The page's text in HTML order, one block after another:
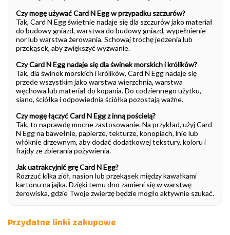
Czy mogę używać Card N Egg w przypadku szczurów?
Tak, Card N Egg świetnie nadaje się dla szczurów jako materiał
do budowy gniazd, warstwa do budowy gniazd, wypełnienie
nor lub warstwa żerowania. Schowaj trochę jedzenia lub
przekąsek, aby zwiększyć wyzwanie.
Czy Card N Egg nadaje się dla świnek morskich i królików?
Tak, dla świnek morskich i królików, Card N Egg nadaje się
przede wszystkim jako warstwa wierzchnia, warstwa
węchowa lub materiał do kopania. Do codziennego użytku,
siano, ściółka i odpowiednia ściółka pozostają ważne.
Czy mogę łączyć Card N Egg z inną pościelą?
Tak, to naprawdę mocne zastosowanie. Na przykład, użyj Card
N Egg na bawełnie, papierze, tekturze, konopiach, lnie lub
włóknie drzewnym, aby dodać dodatkowej tekstury, koloru i
frajdy ze zbierania pożywienia.
Jak uatrakcyjnić grę Card N Egg?
Rozrzuć kilka ziół, nasion lub przekąsek między kawałkami
kartonu na jajka. Dzięki temu dno zamieni się w warstwę
żerowiska, gdzie Twoje zwierzę będzie mogło aktywnie szukać.
Przydatne linki zakupowe